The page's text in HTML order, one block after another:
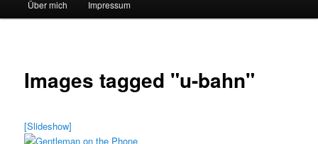
Über mich Impressum
Images tagged "u-bahn"
[Slideshow]